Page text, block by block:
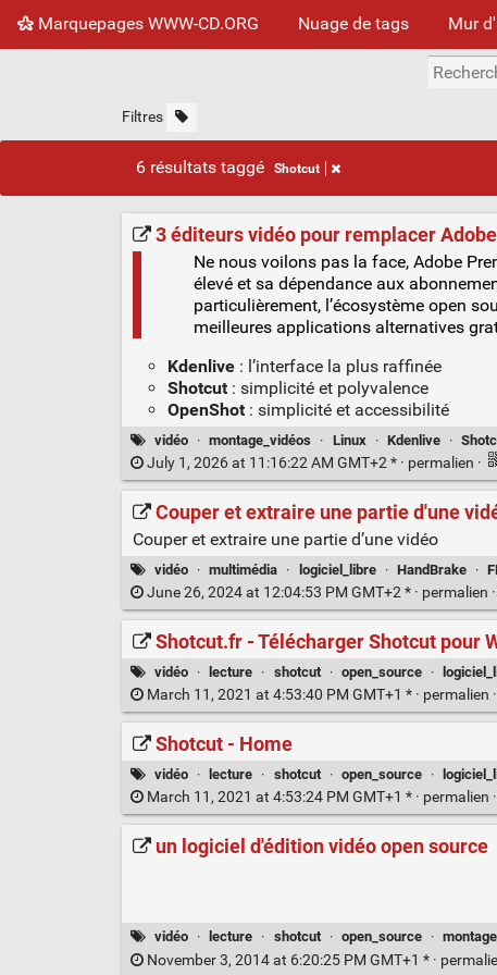
Marquepages WWW-CD.ORG Nuage de tags Mur
Filtres
6 résultats taggé Shotcut
3 éditeurs vidéo pour remplacer
Ne nous voilons pas la face, Adobe
élevé et sa dépendance aux
particulièrement, l’écosystème open
meilleures applications alternatives
Kdenlive: l’interface la plus raffinée
Shotcut: simplicité et polyvalence
OpenShot: simplicité et accessibilité
vidéo · montage_vidéos · Linux · Kdenlive ·
July 1, 2026 at 11:16:22 AM GMT+2 * · permalien ·
Couper et extraire une partie d'une
Couper et extraire une partie d’une vidéo
vidéo · multimédia · logiciel_libre · HandBrake ·
June 26, 2024 at 12:04:53 PM GMT+2 * · permalien ·
Shotcut.fr - Télécharger Shotcut pour
vidéo · lecture · shotcut · open_source ·
March 11, 2021 at 4:53:40 PM GMT+1 * · permalien ·
Shotcut - Home
vidéo · lecture · shotcut · open_source ·
March 11, 2021 at 4:53:24 PM GMT+1 * · permalien ·
un logiciel d'édition vidéo open source
vidéo · lecture · shotcut · open_source ·
November 3, 2014 at 6:20:25 PM GMT+1 * ·